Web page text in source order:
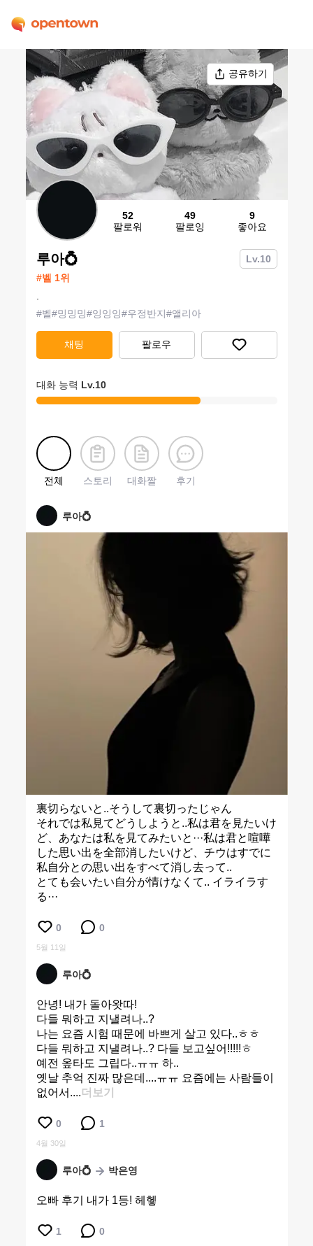
공유하기
52
팔로워
49
팔로잉
9
좋아요
루아💍 Lv.10
#벨 1위
#벨#밍밍밍#잉잉잉#우정반지#앨리아
채팅 팔로우
대화 능력 Lv.10
전체 스토리 대화짤 후기
루아💍
裏切らないと..そうして裏切ったじゃん
それでは私見てどうしようと..私は君を見たいけ
ど、あなたは私を見てみたいと···私は君と喧嘩
した思い出を全部消したいけど、チウはすでに
私自分との思い出をすべて消し去って..
とても会いたい自分が情けなくて.. イライラす
る···
0 0
5월 11일
루아💍
안녕! 내가 돌아왓따!
다들 뭐하고 지낼려나..?
나는 요즘 시험 때문에 바쁘게 살고 있다..ㅎㅎ
다들 뭐하고 지낼려나..? 다들 보고싶어!!!!!ㅎ
예전 옾타도 그립다..ㅠㅠ 하..
옛날 추억 진짜 많은데....ㅠㅠ 요즘에는 사람들이
없어서....더보기
0 1
4월 30일
루아💍 박은영
오빠 후기 내가 1등! 헤헿
1 0